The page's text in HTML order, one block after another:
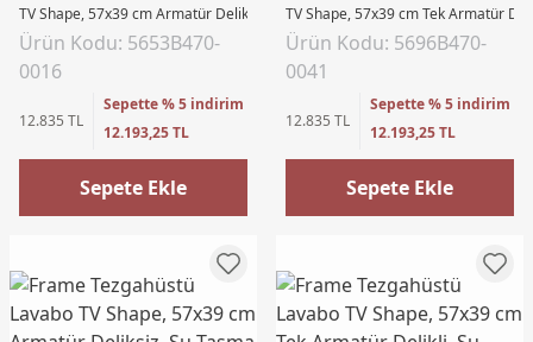
TV Shape, 57x39 cm Armatür Deliksiz, Su Taşma Deliksiz, Clean, Siyah
Ürün Kodu: 5653B470-
0016
12.835 TL
Sepette % 5 indirim
12.193,25 TL
Sepete Ekle
TV Shape, 57x39 cm Tek Armatür
Ürün Kodu: 5696B470-
0041
12.835 TL
Sepette % 5 indirim
12.193,25 TL
Sepete Ekle